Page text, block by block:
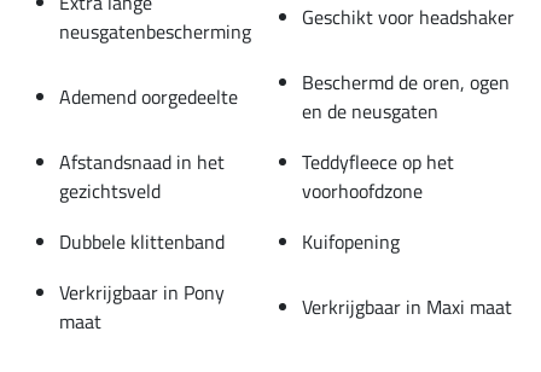
neusgatenbescherming
Geschikt voor headshaker
Ademend oorgedeelte
Beschermd de oren, ogen
en de neusgaten
Afstandsnaad in het
gezichtsveld
Teddyfleece op het
voorhoofdzone
Dubbele klittenband
Kuifopening
Verkrijgbaar in Pony
maat
Verkrijgbaar in Maxi maat